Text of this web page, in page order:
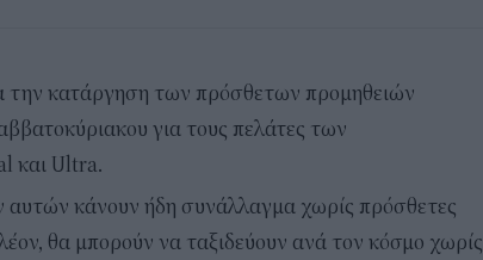
την κατάργηση των πρόσθετων προμηθειών
για τους πελάτες των
και Ultra.
κάνουν ήδη συνάλλαγμα χωρίς πρόσθετες
θα μπορούν να ταξιδεύουν ανά τον κόσμο χωρίς